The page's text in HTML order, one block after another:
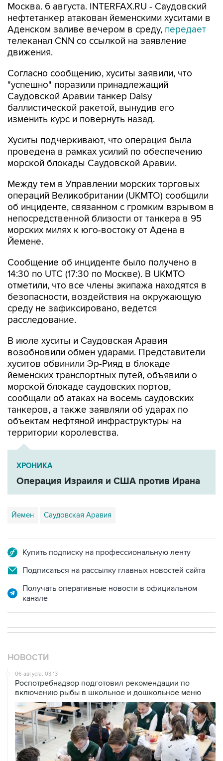
Москва. 6 августа. INTERFAX.RU - Саудовский
нефтетанкер атакован йеменскими хуситами в
Аденском заливе вечером в среду, передает
телеканал CNN со ссылкой на заявление
движения.
Согласно сообщению, хуситы заявили, что
"успешно" поразили принадлежащий
Саудовской Аравии танкер Daisy
баллистической ракетой, вынудив его
изменить курс и повернуть назад.
Хуситы подчеркивают, что операция была
проведена в рамках усилий по обеспечению
морской блокады Саудовской Аравии.
Между тем в Управлении морских торговых
операций Великобритании (UKMTO) сообщили
об инциденте, связанном с громким взрывом в
непосредственной близости от танкера в 95
морских милях к юго-востоку от Адена в
Йемене.
Сообщение об инциденте было получено в
14:30 по UTC (17:30 по Москве). В UKMTO
отметили, что все члены экипажа находятся в
безопасности, воздействия на окружающую
среду не зафиксировано, ведется
расследование.
В июле хуситы и Саудовская Аравия
возобновили обмен ударами. Представители
хуситов обвинили Эр-Рияд в блокаде
йеменских транспортных путей, объявили о
морской блокаде саудовских портов,
сообщали об атаках на восемь саудовских
танкеров, а также заявляли об ударах по
объектам нефтяной инфраструктуры на
территории королевства.
ХРОНИКА
Операция Израиля и США против Ирана
Йемен Саудовская Аравия
Купить подписку на профессиональную ленту
Подписаться на рассылку главных новостей сайта
Получать оперативные новости в официальном
канале
НОВОСТИ
06 августа, 03:13
Роспотребнадзор подготовил рекомендации по
включению рыбы в школьное и дошкольное меню